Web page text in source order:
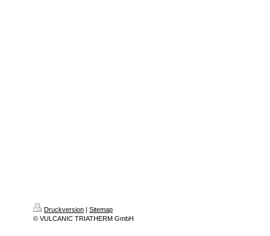
Druckversion | Sitemap
© VULCANIC TRIATHERM GmbH